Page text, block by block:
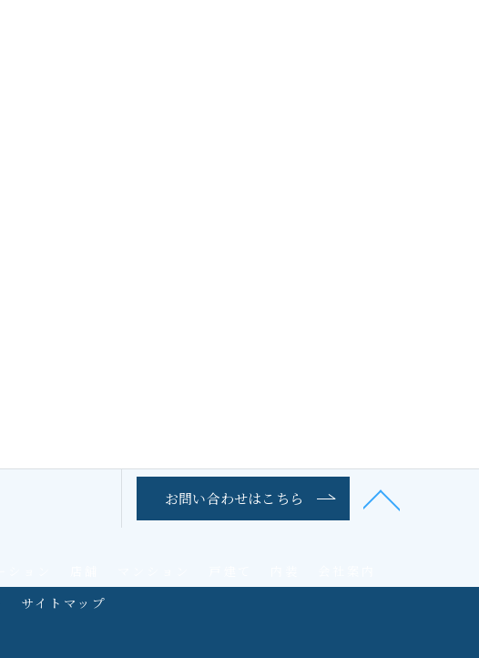
お問い合わせはこちら
サイトマップ